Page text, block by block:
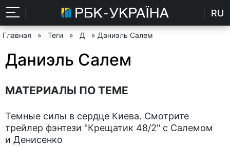
RU
Главная » Теги » Д » Даниэль Салем
Даниэль Салем
МАТЕРИАЛЫ ПО ТЕМЕ
Темные силы в сердце Киева. Смотрите
трейлер фэнтези "Крещатик 48/2" с Салемом
и Денисенко